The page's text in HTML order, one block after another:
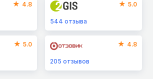
4.8 5.0
544отзыва
5.0 4.8
205отзывов